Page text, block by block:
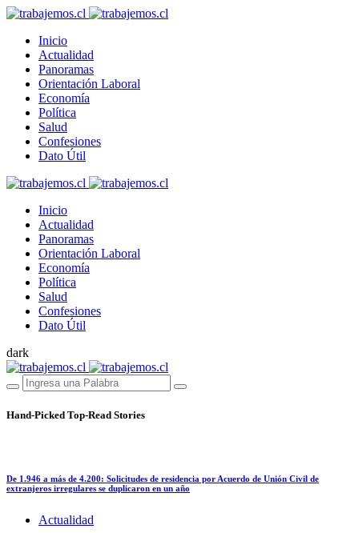
Inicio
Actualidad
Panoramas
Orientación Laboral
Economía
Política
Salud
Confesiones
Dato Útil
Inicio
Actualidad
Panoramas
Orientación Laboral
Economía
Política
Salud
Confesiones
Dato Útil
dark
Hand-Picked Top-Read Stories
De 1.946 a más de 4.200: Solicitudes de residencia por Acuerdo de Unión Civil de
extranjeros irregulares se duplicaron en un año
Actualidad